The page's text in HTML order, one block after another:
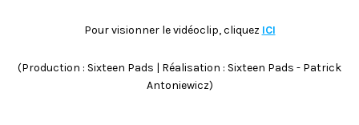
Pour visionner le vidéoclip, cliquez ICI
(Production : Sixteen Pads | Réalisation : Sixteen Pads - Patrick
Antoniewicz)